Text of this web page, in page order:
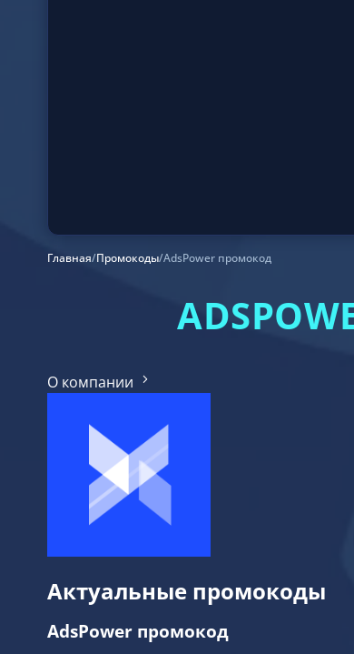
Главная/Промокоды/AdsPower промокод
О компании
Актуальные промокоды
AdsPower промокод